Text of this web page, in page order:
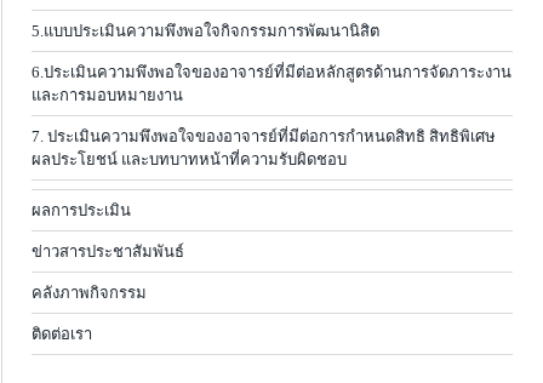
5.แบบประเมินความพึงพอใจกิจกรรมการพัฒนานิสิต
6.ประเมินความพึงพอใจของอาจารย์ที่มีต่อหลักสูตรด้านการจัดภาระงาน
และการมอบหมายงาน
7. ประเมินความพึงพอใจของอาจารย์ที่มีต่อการกำหนดสิทธิ สิทธิพิเศษ
ผลประโยชน์ และบทบาทหน้าที่ความรับผิดชอบ
ผลการประเมิน
ข่าวสารประชาสัมพันธ์
คลังภาพกิจกรรม
ติดต่อเรา